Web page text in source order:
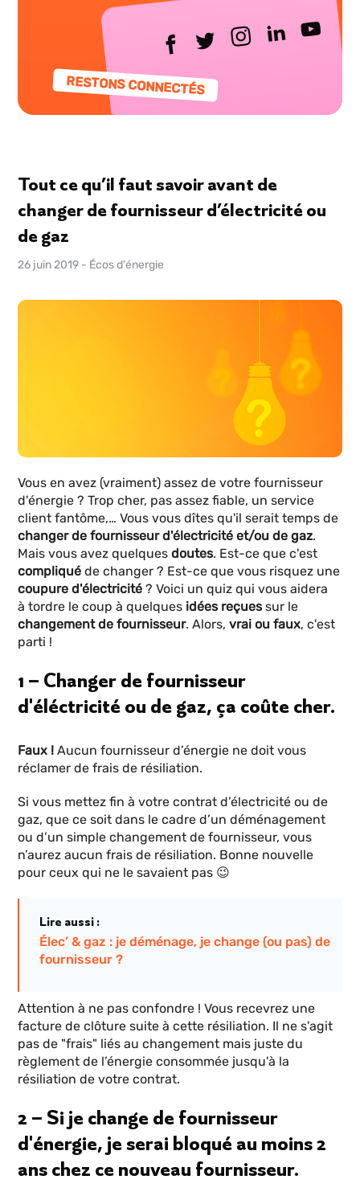
RESTONS CONNECTÉS
Tout ce qu’il faut savoir avant de
changer de fournisseur d’électricité ou
de gaz
26 juin 2019 - Écos d'énergie
Vous en avez (vraiment) assez de votre fournisseur
d'énergie ? Trop cher, pas assez fiable, un service
client fantôme,… Vous vous dîtes qu'il serait temps de
changer de fournisseur d'électricité et/ou de gaz.
Mais vous avez quelquesdoutes. Est-ce que c'est
compliquéde changer ? Est-ce que vous risquez une
coupure d'électricité? Voici un quiz qui vous aidera
à tordre le coup à quelques idées reçues sur le
changement de fournisseur. Alors,vrai ou faux, c'est
parti !
1 – Changer de fournisseur
d'éléctricité ou de gaz, ça coûte cher.
Faux !Aucun fournisseur d’énergie ne doit vous
réclamer de frais de résiliation.
Si vous mettez fin à votre contrat d’électricité ou de
gaz, que ce soit dans le cadre d’un déménagement
ou d’un simple changement de fournisseur, vous
n’aurez aucun frais de résiliation. Bonne nouvelle
pour ceux qui ne le savaient pas 😉
Lire aussi :
Élec’ & gaz : je déménage, je change (ou pas) de
fournisseur ?
Attention à ne pas confondre ! Vous recevrez une
facture de clôture suite à cette résiliation. Il ne s'agit
pas de "frais" liés au changement mais juste du
règlement de l’énergie consommée jusqu'à la
résiliation de votre contrat.
2 – Si je change de fournisseur
d'énergie, je serai bloqué au moins 2
ans chez ce nouveau fournisseur.